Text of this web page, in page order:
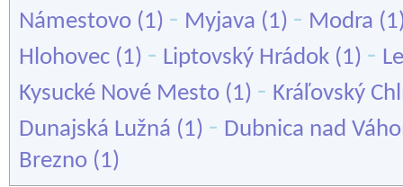
Námestovo (1) - Myjava (1) - Modra
Hlohovec (1) - Liptovský Hrádok (1) -
Kysucké Nové Mesto (1) - Kráľovský
Dunajská Lužná (1) - Dubnica nad
Brezno (1)